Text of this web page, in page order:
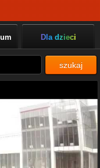
Dla dzieci
szukaj